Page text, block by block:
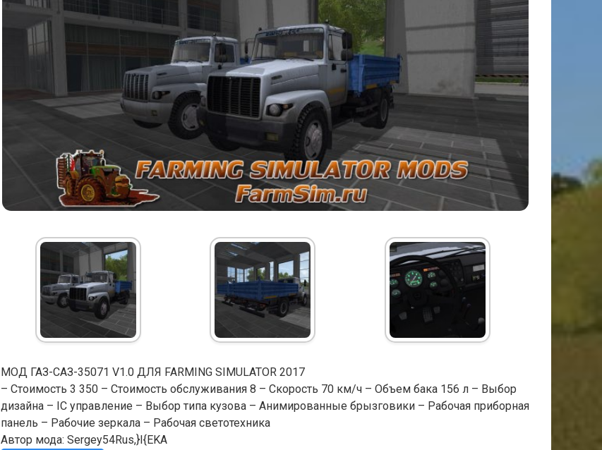
МОД ГАЗ-САЗ-35071 V1.0 ДЛЯ FARMING SIMULATOR 2017
– Стоимость 3 350 – Стоимость обслуживания 8 – Скорость 70 км/ч – Объем бака 156 л – Выбор
дизайна – IC управление – Выбор типа кузова – Анимированные брызговики – Рабочая приборная
панель – Рабочие зеркала – Рабочая светотехника
Автор мода: Sergey54Rus,}I{EKA